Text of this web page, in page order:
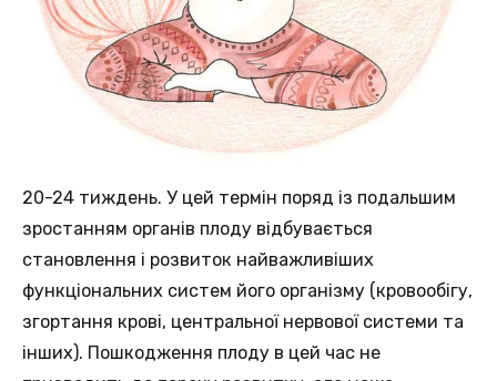
20-24 тиждень. У цей термін поряд із подальшим
зростанням органів плоду відбувається
становлення і розвиток найважливіших
функціональних систем його організму (кровообігу,
згортання крові, центральної нервової системи та
інших). Пошкодження плоду в цей час не